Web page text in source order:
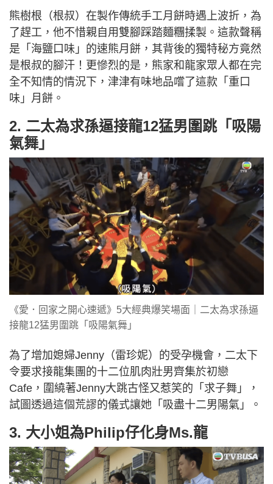
熊樹根（根叔）在製作傳統手工月餅時遇上波折，為
了趕工，他不惜親自用雙腳踩踏麵糰揉製。這款聲稱
是「海鹽口味」的速熊月餅，其背後的獨特秘方竟然
是根叔的腳汗！更慘烈的是，熊家和龍家眾人都在完
全不知情的情況下，津津有味地品嚐了這款「重口
味」月餅。
2. 二太為求孫逼接龍12猛男圍跳「吸陽
氣舞」
《愛．回家之開心速遞》5大經典爆笑場面｜二太為求孫逼
接龍12猛男圍跳「吸陽氣舞」
為了增加媳婦Jenny（雷珍妮）的受孕機會，二太下
令要求接龍集團的十二位肌肉壯男齊集於初戀
Cafe，圍繞著Jenny大跳古怪又惹笑的「求子舞」，
試圖透過這個荒謬的儀式讓她「吸盡十二男陽氣」。
3. 大小姐為Philip仔化身Ms.龍